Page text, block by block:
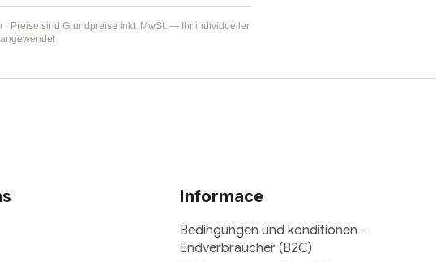
Preise sind Grundpreise inkl. MwSt. — Ihr individueller
Informace
Bedingungen und konditionen -
Endverbraucher (B2C)